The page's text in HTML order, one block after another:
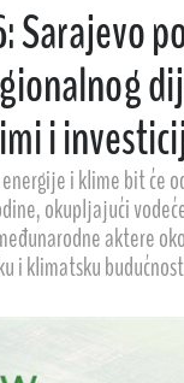
Sarajevo
i
i klime bit će
okupljajući
aktere
i klimatsku